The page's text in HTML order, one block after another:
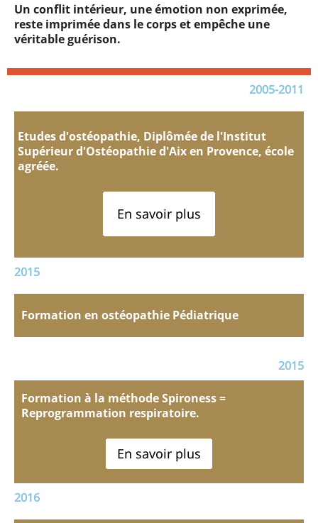
Un conflit intérieur, une émotion non exprimée,
reste imprimée dans le corps et empêche une
véritable guérison.
2005-2011
Etudes d'ostéopathie, Diplômée de l'Institut
Supérieur d'Ostéopathie d'Aix en Provence, école
agréée.
En savoir plus
Formation en ostéopathie Pédiatrique
2015
2015
Formation à la méthode Spironess =
Reprogrammation respiratoire.
En savoir plus
2016